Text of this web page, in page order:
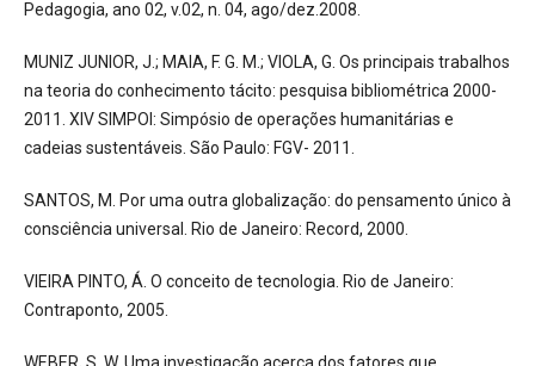
Pedagogia, ano 02, v.02, n. 04, ago/dez.2008.
MUNIZ JUNIOR, J.; MAIA, F. G. M.; VIOLA, G. Os principais trabalhos
na teoria do conhecimento tácito: pesquisa bibliométrica 2000-
2011. XIV SIMPOI: Simpósio de operações humanitárias e
cadeias sustentáveis. São Paulo: FGV- 2011.
SANTOS, M. Por uma outra globalização: do pensamento único à
consciência universal. Rio de Janeiro: Record, 2000.
VIEIRA PINTO, Á. O conceito de tecnologia. Rio de Janeiro:
Contraponto, 2005.